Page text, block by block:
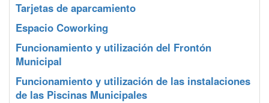
Tarjetas de aparcamiento
Espacio Coworking
Funcionamiento y utilización del Frontón
Municipal
Funcionamiento y utilización de las instalaciones
de las Piscinas Municipales